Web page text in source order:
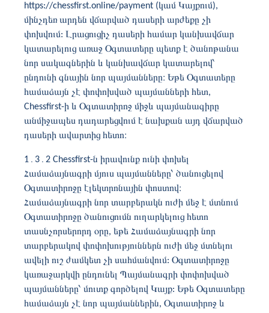
https://chessfirst.online/payment (կամ Կայքում),
մինչդեռ արդեն վճարված դասերի արժեքը չի
փոխվում: Լրացուցիչ դասերի համար կանխավճար
կատարելուց առաջ Օգտատերը պետք է ծանոթանա
նոր սակագներին և կանխավճար կատարելով՝
ընդունի գնային նոր պայմանները։ Եթե ​​Օգտատերը
համաձայն չէ փոփոխված պայմանների հետ,
Chessfirst-ի և Օգտատիրոջ միջև պայմանագիրը
անմիջապես դադարեցվում է նախքան այդ վճարված
դասերի ավարտից հետո։
1 ․3․2 Chessfirst-ն իրավունք ունի փոխել
Համաձայնագրի մյուս պայմանները՝ ծանուցելով
Օգտատիրոջը էլեկտրոնային փոստով։
Համաձայնագրի նոր տարբերակն ուժի մեջ է մտնում
Օգտատիրոջը ծանուցումն ուղարկելուց հետո
տասնչորսերորդ օրը, եթե Համաձայնագրի նոր
տարբերակով փոփոխություններն ուժի մեջ մտնելու
ավելի ուշ ժամկետ չի սահմանվում: Օգտատիրոջը
կառաջարկվի ընդունել Պայմանագրի փոփոխված
պայմանները՝ մուտք գործելով Կայք: Եթե ​​Օգտատերը
համաձայն չէ նոր պայմաններին, Օգտատիրոջ և